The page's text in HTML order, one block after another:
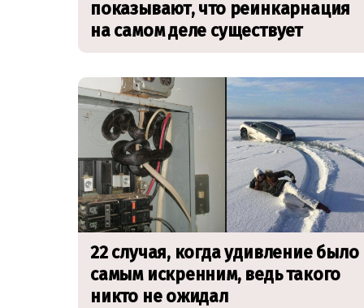
показывают, что реинкарнация
на самом деле существует
22 случая, когда удивление было
самым искренним, ведь такого
никто не ожидал